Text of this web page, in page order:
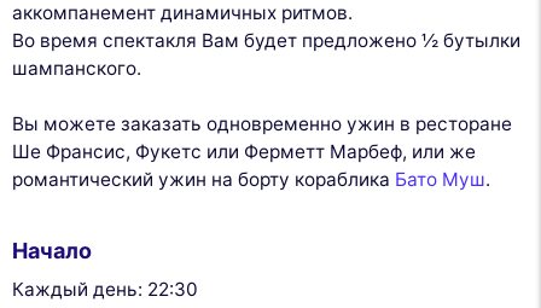
аккомпанемент динамичных ритмов.
Во время спектакля Вам будет предложено ½ бутылки
шампанского.
Вы можете заказать одновременно ужин в ресторане
Ше Франсис, Фукетс или Ферметт Марбеф, или же
романтический ужин на борту кораблика Бато Муш.
Начало
Каждый день: 22:30